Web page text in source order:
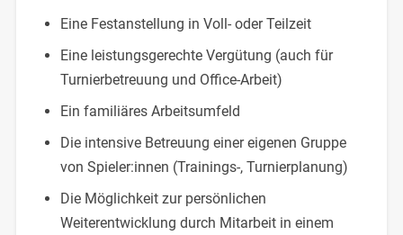
Eine Festanstellung in Voll- oder Teilzeit
Eine leistungsgerechte Vergütung (auch für
Turnierbetreuung und Office-Arbeit)
Ein familiäres Arbeitsumfeld
Die intensive Betreuung einer eigenen Gruppe
von Spieler:innen (Trainings-, Turnierplanung)
Die Möglichkeit zur persönlichen
Weiterentwicklung durch Mitarbeit in einem